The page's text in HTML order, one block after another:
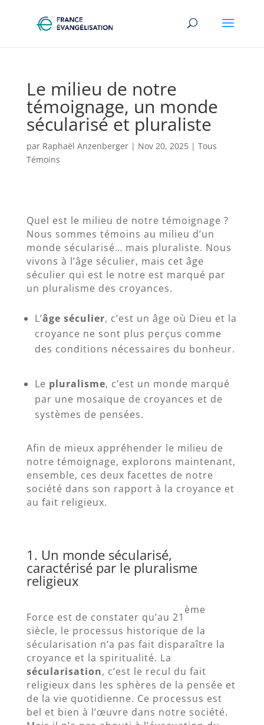
Le milieu de notre
témoignage, un monde
sécularisé et pluraliste
par Raphaël Anzenberger| Nov 20, 2025| Tous
Témoins
Quel est le milieu de notre témoignage ?
Nous sommes témoins au milieu d’un
monde sécularisé… mais pluraliste. Nous
vivons à l’âge séculier, mais cet âge
séculier qui est le notre est marqué par
un pluralisme des croyances.
L’âge séculier, c’est un âge où Dieu et la
croyance ne sont plus perçus comme
des conditions nécessaires du bonheur.
Le pluralisme, c’est un monde marqué
par une mosaïque de croyances et de
systèmes de pensées.
Afin de mieux appréhender le milieu de
notre témoignage, explorons maintenant,
ensemble, ces deux facettes de notre
société dans son rapport à la croyance et
au fait religieux.
1. Un monde sécularisé,
caractérisé par le pluralisme
religieux
Force est de constater qu’au 21
ème
siècle, le processus historique de la
sécularisation n’a pas fait disparaître la
croyance et la spiritualité. La
sécularisation, c’est le recul du fait
religieux dans les sphères de la pensée et
de la vie quotidienne. Ce processus est
bel et bien à l’œuvre dans notre société.